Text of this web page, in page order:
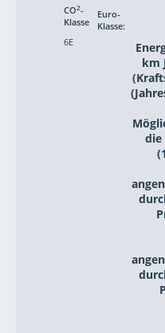
CO2-
Klasse
Euro-
Klasse:
6E
km
die